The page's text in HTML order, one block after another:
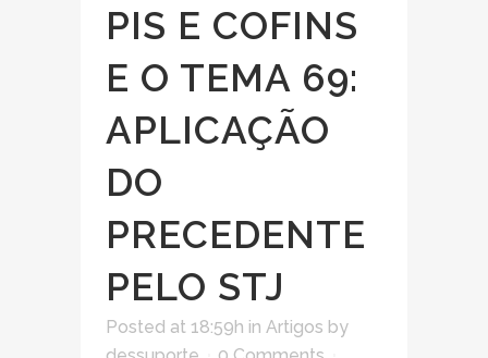
PIS E COFINS
E O TEMA 69:
APLICAÇÃO
DO
PRECEDENTE
PELO STJ
Posted at 18:59h in Artigos by